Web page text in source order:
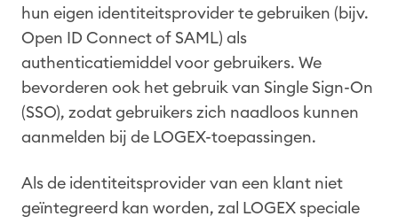
hun eigen identiteitsprovider te gebruiken (bijv.
Open ID Connect of SAML) als
authenticatiemiddel voor gebruikers. We
bevorderen ook het gebruik van Single Sign-On
(SSO), zodat gebruikers zich naadloos kunnen
aanmelden bij de LOGEX-toepassingen.
Als de identiteitsprovider van een klant niet
geïntegreerd kan worden, zal LOGEX speciale